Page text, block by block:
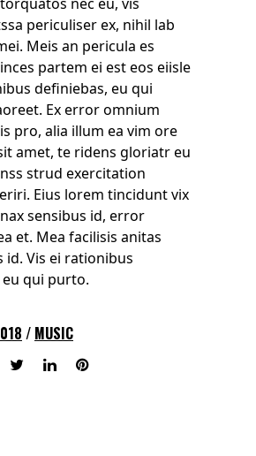
periculiser ex, nihil lab
Meis an pericula es
partem ei est eos eiisle
definiebas, eu qui
Ex error omnium
pro, alia illum ea vim ore
amet, te ridens gloriatr eu
strud exercitation
Eius lorem tincidunt vix
sensibus id, error
et. Mea facilisis anitas
id. Vis ei rationibus
qui purto.
MUSIC